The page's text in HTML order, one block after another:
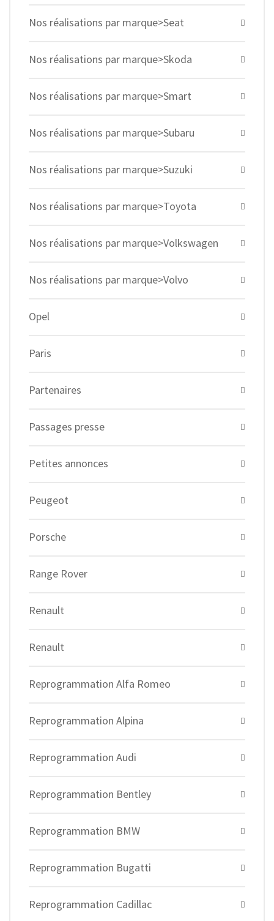
Nos réalisations par marque>Seat
Nos réalisations par marque>Skoda
Nos réalisations par marque>Smart
Nos réalisations par marque>Subaru
Nos réalisations par marque>Suzuki
Nos réalisations par marque>Toyota
Nos réalisations par marque>Volkswagen
Nos réalisations par marque>Volvo
Opel
Paris
Partenaires
Passages presse
Petites annonces
Peugeot
Porsche
Range Rover
Renault
Renault
Reprogrammation Alfa Romeo
Reprogrammation Alpina
Reprogrammation Audi
Reprogrammation Bentley
Reprogrammation BMW
Reprogrammation Bugatti
Reprogrammation Cadillac